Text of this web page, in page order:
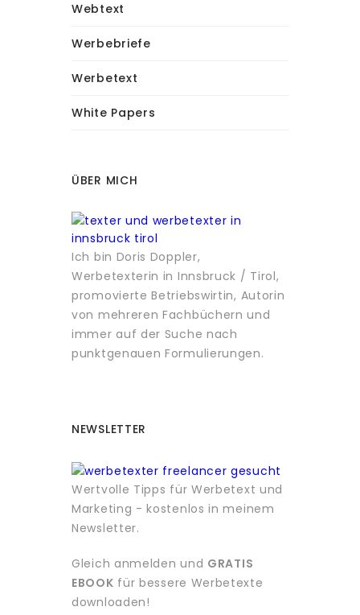
Webtext
Werbebriefe
Werbetext
White Papers
ÜBER MICH
Ich bin Doris Doppler,
Werbetexterin in Innsbruck / Tirol,
promovierte Betriebswirtin, Autorin
von mehreren Fachbüchern und
immer auf der Suche nach
punktgenauen Formulierungen.
NEWSLETTER
Wertvolle Tipps für Werbetext und
Marketing - kostenlos in meinem
Newsletter.
Gleich anmelden und GRATIS
EBOOK für bessere Werbetexte
downloaden!